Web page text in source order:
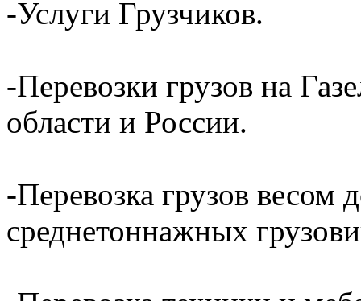
-Услуги Грузчиков.
-Перевозки грузов на
области и России.
-Перевозка грузов весом
среднетоннажных